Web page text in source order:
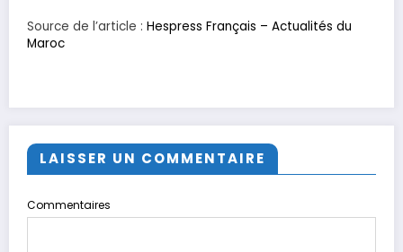
Source de l’article : Hespress Français – Actualités du
Maroc
LAISSER UN COMMENTAIRE
Commentaires